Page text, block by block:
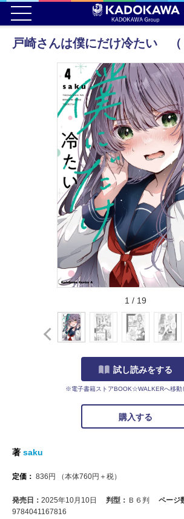
戸崎さんは僕にだけ冷たい （
1 / 19
試し読みをする
※電子書籍ストアBOOK☆WALKERへ移動
購入する
著 saku
定価： 836 円 （本体760円＋税）
発売日： 2025年10月10日 判型： Ｂ６判 ページ
9784041167816